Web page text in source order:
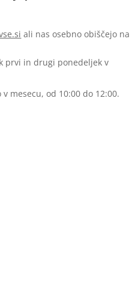
ali nas osebno obiščejo na
prvi in drugi ponedeljek v
mesecu, od 10:00 do 12:00.